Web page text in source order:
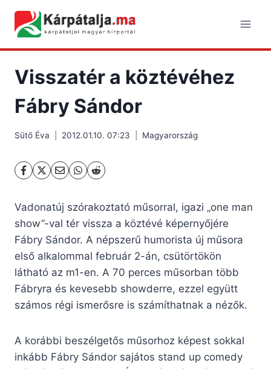
content
Visszatér a köztévéhez
Fábry Sándor
Sütő Éva 2012.01.10. 07:23 Magyarország
Vadonatúj szórakoztató műsorral, igazi „one man
show”-val tér vissza a köztévé képernyőjére
Fábry Sándor. A népszerű humorista új műsora
első alkalommal február 2-án, csütörtökön
látható az m1-en. A 70 perces műsorban több
Fábryra és kevesebb showderre, ezzel együtt
számos régi ismerősre is számíthatnak a nézők.
A korábbi beszélgetős műsorhoz képest sokkal
inkább Fábry Sándor sajátos stand up comedy